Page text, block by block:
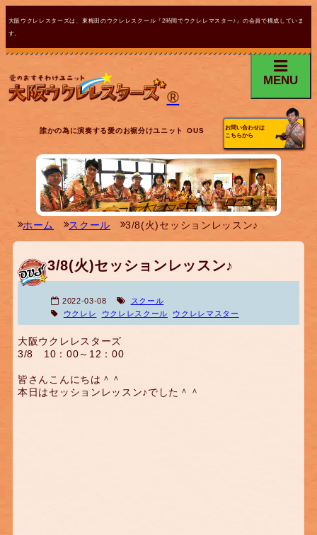
大阪ウクレレスターズは、東梅田のウクレレスクール『2時間でウクレレマスター♪』の会員で構成していま
す。
®
MENU
誰かの為に演奏する愛のお裾分けユニット OUS
お問い合わせは
こちらから
ホーム スクール 3/8(火)セッションレッスン♪
3/8(火)セッションレッスン♪
2022-03-08
スクール
ウクレレ
ウクレレスクール ウクレレマスター
大阪ウクレレスターズ
3/8 10：00～12：00
皆さんこんにちは＾＾
本日はセッションレッスン♪でした＾＾